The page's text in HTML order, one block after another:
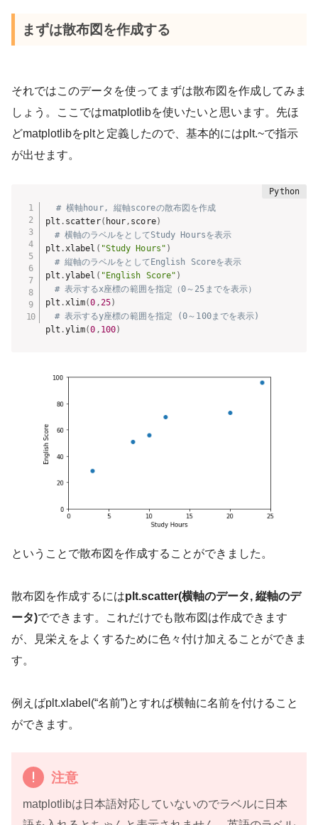
まずは散布図を作成する
それではこのデータを使ってまずは散布図を作成してみま
しょう。ここではmatplotlibを使いたいと思います。先ほ
どmatplotlibをpltと定義したので、基本的にはplt.~で指示
が出せます。
# 横軸hour, 縦軸scoreの散布図を作成
plt . scatter( hour, score)
# 横軸のラベルをとしてStudy Hoursを表示
plt .xlabel ( "Study Hours" )
# 縦軸のラベルをとしてEnglish Scoreを表示
plt .ylabel ( "English Score" )
# 表示するx座標の範囲を指定（0～25までを表示）
plt .xlim(0 ,25)
# 表示するy座標の範囲を指定 (0～100までを表示)
plt .ylim(0 , 100)
ということで散布図を作成することができました。
散布図を作成するにはplt.scatter(横軸のデータ, 縦軸のデ
ータ)でできます。これだけでも散布図は作成できます
が、見栄えをよくするために色々付け加えることができま
す。
例えばplt.xlabel(“名前”)とすれば横軸に名前を付けること
ができます。
注意
matplotlibは日本語対応していないのでラベルに日本